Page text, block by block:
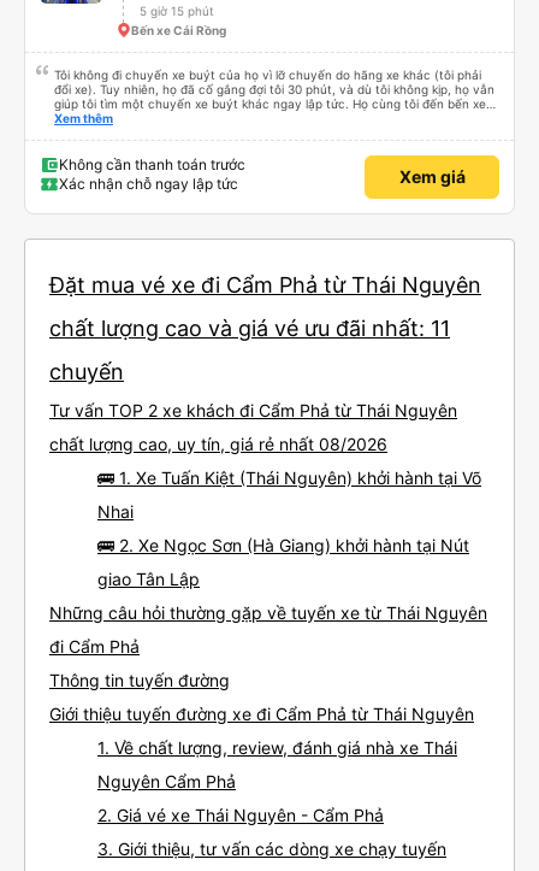
5 giờ 15 phút
Bến xe Cái Rồng
Tôi không đi chuyến xe buýt của họ vì lỡ chuyến do hãng xe khác (tôi phải
đổi xe). Tuy nhiên, họ đã cố gắng đợi tôi 30 phút, và dù tôi không kịp, họ vẫn
giúp tôi tìm một chuyến xe buýt khác ngay lập tức. Họ cùng tôi đến bến xe
và chỉ cho tôi tuyến xe. Rất chuyên nghiệp.
Xem thêm
Không cần thanh toán trước
Xác nhận chỗ ngay lập tức
Xem giá
Đặt mua vé xe đi Cẩm Phả từ Thái Nguyên
chất lượng cao và giá vé ưu đãi nhất: 11
chuyến
Tư vấn TOP 2 xe khách đi Cẩm Phả từ Thái Nguyên
chất lượng cao, uy tín, giá rẻ nhất 08/2026
🚌 1. Xe Tuấn Kiệt (Thái Nguyên) khởi hành tại Võ
Nhai
🚌 2. Xe Ngọc Sơn (Hà Giang) khởi hành tại Nút
giao Tân Lập
Những câu hỏi thường gặp về tuyến xe từ Thái Nguyên
đi Cẩm Phả
Thông tin tuyến đường
Giới thiệu tuyến đường xe đi Cẩm Phả từ Thái Nguyên
1. Về chất lượng, review, đánh giá nhà xe Thái
Nguyên Cẩm Phả
2. Giá vé xe Thái Nguyên - Cẩm Phả
3. Giới thiệu, tư vấn các dòng xe chạy tuyến